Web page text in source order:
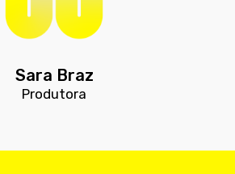
Sara Braz
Produtora